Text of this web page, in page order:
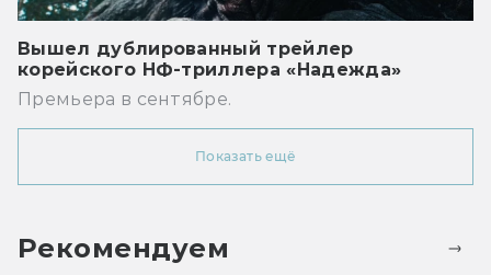
Вышел дублированный трейлер
корейского НФ-триллера «Надежда»
Премьера в сентябре.
Показать ещё
Рекомендуем